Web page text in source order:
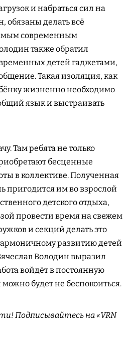
и набраться сил на
обязаны делать всё
современным
также обратил
детей гаджетами,
Такая изоляция, как
жизненно необходимо
язык и выстраивать
Там ребята не только
бесценные
в коллективе. Полученная
пригодится им во взрослой
детского отдыха,
провести время на свежем
и секций делать это
развитию детей
Володин выразил
войдёт в постоянную
будет не беспокоиться.
Подписывайтесь на «VRN